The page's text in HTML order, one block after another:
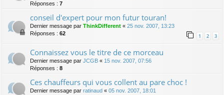
Réponses : 7
conseil d'expert pour mon futur touran!
Dernier message par ThinkDifferent « 25 nov. 2007, 13:23
Réponses : 62 1 2 3
Connaissez vous le titre de ce morceau
Dernier message par JCGB « 15 nov. 2007, 07:56
Réponses : 8
Ces chauffeurs qui vous collent au pare choc !
Dernier message par ratinaud « 05 nov. 2007, 18:01